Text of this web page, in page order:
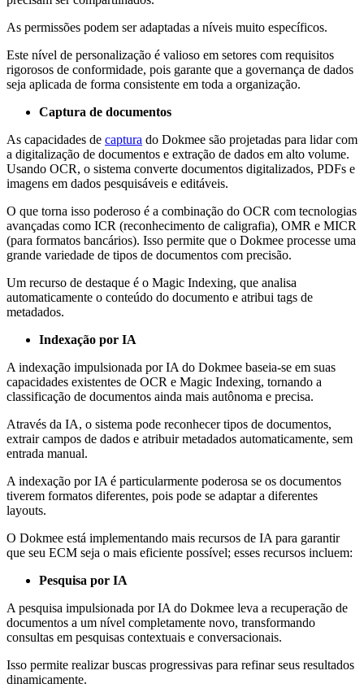
As permissões podem ser adaptadas a níveis muito específicos.
Este nível de personalização é valioso em setores com requisitos
rigorosos de conformidade, pois garante que a governança de dados
seja aplicada de forma consistente em toda a organização.
Captura de documentos
As capacidades de captura do Dokmee são projetadas para lidar com
a digitalização de documentos e extração de dados em alto volume.
Usando OCR, o sistema converte documentos digitalizados, PDFs e
imagens em dados pesquisáveis e editáveis.
O que torna isso poderoso é a combinação do OCR com tecnologias
avançadas como ICR (reconhecimento de caligrafia), OMR e MICR
(para formatos bancários). Isso permite que o Dokmee processe uma
grande variedade de tipos de documentos com precisão.
Um recurso de destaque é o Magic Indexing, que analisa
automaticamente o conteúdo do documento e atribui tags de
metadados.
Indexação por IA
A indexação impulsionada por IA do Dokmee baseia-se em suas
capacidades existentes de OCR e Magic Indexing, tornando a
classificação de documentos ainda mais autônoma e precisa.
Através da IA, o sistema pode reconhecer tipos de documentos,
extrair campos de dados e atribuir metadados automaticamente, sem
entrada manual.
A indexação por IA é particularmente poderosa se os documentos
tiverem formatos diferentes, pois pode se adaptar a diferentes
layouts.
O Dokmee está implementando mais recursos de IA para garantir
que seu ECM seja o mais eficiente possível; esses recursos incluem:
Pesquisa por IA
A pesquisa impulsionada por IA do Dokmee leva a recuperação de
documentos a um nível completamente novo, transformando
consultas em pesquisas contextuais e conversacionais.
Isso permite realizar buscas progressivas para refinar seus resultados
dinamicamente.